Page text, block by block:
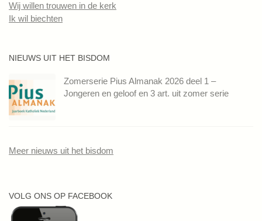
Wij willen trouwen in de kerk
Ik wil biechten
NIEUWS UIT HET BISDOM
Zomerserie Pius Almanak 2026 deel 1 –
Jongeren en geloof en 3 art. uit zomer serie
Meer nieuws uit het bisdom
VOLG ONS OP FACEBOOK